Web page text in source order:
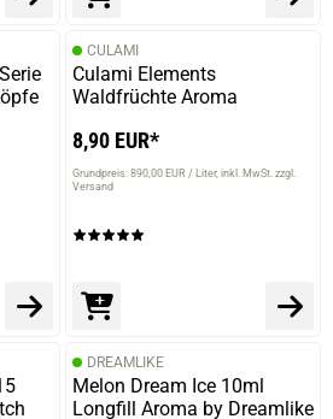
schmeckte gut. Angenehme
CULAMI
Culami Elements
Waldfrüchte Aroma
8,90 EUR*
Grundpreis: 890,00 EUR / Liter inkl. MwSt. zzgl.
Versand
DREAMLIKE
Melon Dream Ice 10ml
Longfill Aroma by Dreamlike